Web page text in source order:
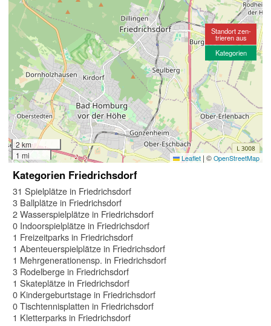
2 km
1 mi
Leaflet | © OpenStreetMap
Standort zen-
trieren aus
Kategorien
Kategorien Friedrichsdorf
31 Spielplätze in Friedrichsdorf
3 Ballplätze in Friedrichsdorf
2 Wasserspielplätze in Friedrichsdorf
0 Indoorspielplätze in Friedrichsdorf
1 Freizeitparks in Friedrichsdorf
1 Abenteuerspielplätze in Friedrichsdorf
1 Mehrgenerationensp. in Friedrichsdorf
3 Rodelberge in Friedrichsdorf
1 Skateplätze in Friedrichsdorf
0 Kindergeburtstage in Friedrichsdorf
0 Tischtennisplatten in Friedrichsdorf
1 Kletterparks in Friedrichsdorf